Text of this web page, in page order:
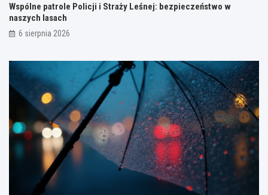
Wspólne patrole Policji i Straży Leśnej: bezpieczeństwo w
naszych lasach
6 sierpnia 2026